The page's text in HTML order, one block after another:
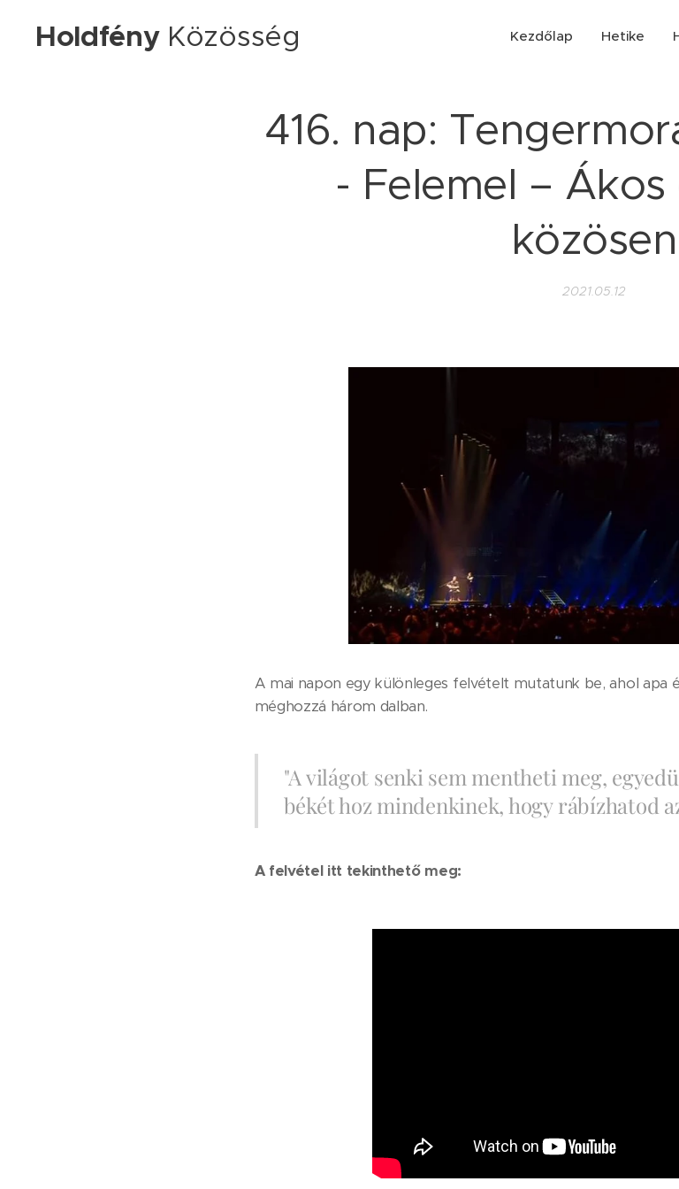
HoldfényKözösség Kezdőlap Hetike
416. nap:
- Felemel – Ákos
közösen
2021.05.12
A mai napon egy különleges felvételt mutatunk be, ahol apa
méghozzá három dalban.
"A világot senki sem mentheti meg,
békét hoz mindenkinek, hogy rábízhatod
A felvétel itt tekinthető meg: